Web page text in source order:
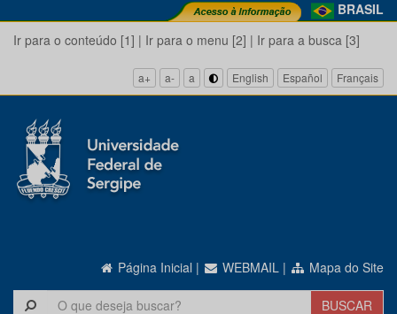
BRASIL
Ir para o conteúdo [1] | Ir para o menu [2] | Ir para a busca [3]
a+ a- a English Español Français
Página Inicial | WEBMAIL | Mapa do Site